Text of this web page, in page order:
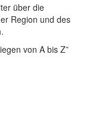
über die
Region und des
von A bis Z”